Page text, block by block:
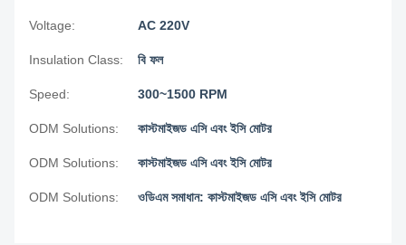
Voltage: AC 220V
Insulation Class: বি ফল
Speed: 300~1500 RPM
ODM Solutions: কাস্টমাইজড এসি এবং ইসি মোটর
ODM Solutions: কাস্টমাইজড এসি এবং ইসি মোটর
ODM Solutions: ওডিএম সমাধান: কাস্টমাইজড এসি এবং ইসি মোটর